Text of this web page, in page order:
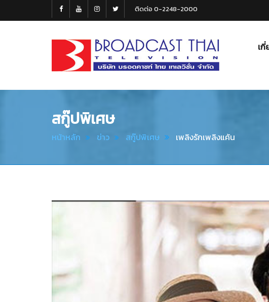
ติดต่อ 0-2248-2000
Thai
เกี่
สกู๊ปพิเศษ
หน้าหลัก ข่าว สกู๊ปพิเศษ เพลิงรักเพลิงแค้น